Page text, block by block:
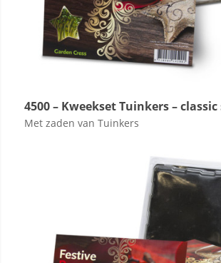
4500 – Kweekset Tuinkers – classic
Met zaden van Tuinkers